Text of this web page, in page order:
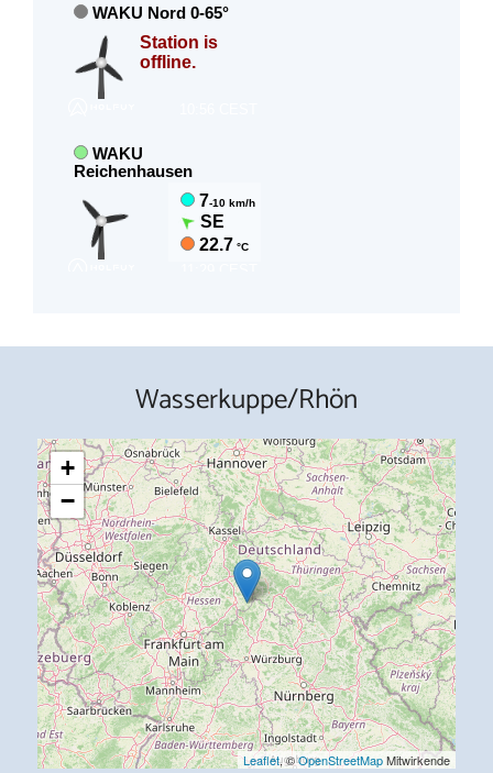
Wasserkuppe/Rhön
+
−
Leaflet, ©OpenStreetMapMitwirkende